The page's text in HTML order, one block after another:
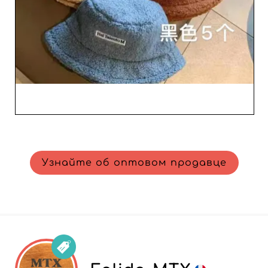
Доверяя KING PELLETERIA E ACCESSORI, вы
добавляете в ассортимент продукты, которые
понравятся вашей аудитории и укрепят лояльность
клиентов.
Узнайте об оптовом продавце